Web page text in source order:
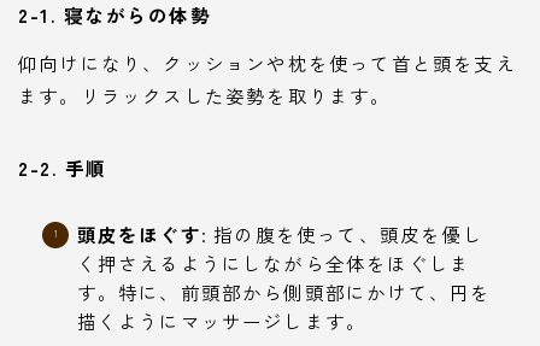
2-1. 寝ながらの体勢
仰向けになり、クッションや枕を使って首と頭を支え
ます。リラックスした姿勢を取ります。
2-2. 手順
頭皮をほぐす: 指の腹を使って、頭皮を優し
く押さえるようにしながら全体をほぐしま
す。特に、前頭部から側頭部にかけて、円を
描くようにマッサージします。